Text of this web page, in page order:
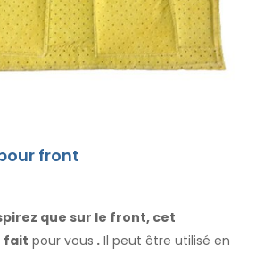
front
que sur le front, cet
fait pour vous . Il peut être utilisé en